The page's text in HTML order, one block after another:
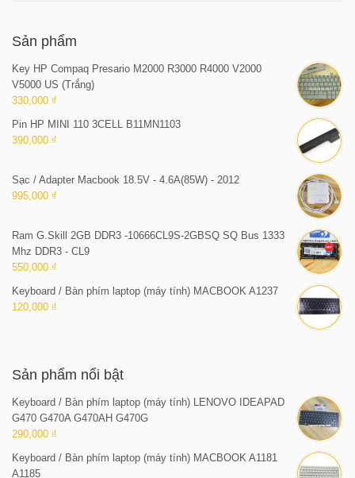
Sản phẩm
Key HP Compaq Presario M2000 R3000 R4000 V2000
V5000 US (Trắng)
330,000 ₫
Pin HP MINI 110 3CELL B11MN1103
390,000 ₫
Sạc / Adapter Macbook 18.5V - 4.6A(85W) - 2012
995,000 ₫
Ram G.Skill 2GB DDR3 -10666CL9S-2GBSQ SQ Bus 1333
Mhz DDR3 - CL9
550,000 ₫
Keyboard / Bàn phím laptop (máy tính) MACBOOK A1237
120,000 ₫
Sản phẩm nổi bật
Keyboard / Bàn phím laptop (máy tính) LENOVO IDEAPAD
G470 G470A G470AH G470G
290,000 ₫
Keyboard / Bàn phím laptop (máy tính) MACBOOK A1181
A1185